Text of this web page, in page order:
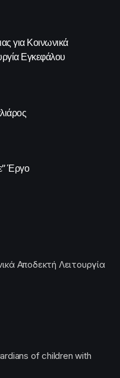
για Κοινωνικά
Εγκεφάλου
Έργο
Αποδεκτή Λειτουργία
of children with